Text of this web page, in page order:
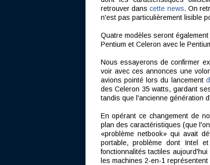
retrouver danscette news. On
n'est pas particulièrement lisible
Quatre modèles seront
Pentium et Celeron avec le
Nous essayerons de confirmer
voir avec ces annonces une
avions pointé lors du lancement
des Celeron 35 watts, gardant
tandis que l'ancienne génération
En opérant ce changement de
plan des caractéristiques (que
«problème netbook» qui avait
portable, problème dont Intel
fonctionnalités tactiles
les machines 2-en-1 représentent